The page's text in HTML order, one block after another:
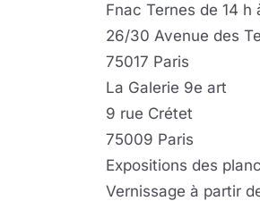
Fnac Ternes de 14 h
26/30 Avenue des
75017 Paris
La Galerie 9e art
9 rue Crétet
75009 Paris
Expositions des
Vernissage à partir